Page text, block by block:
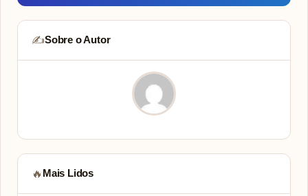
✍️Sobre o Autor
🔥 Mais Lidos